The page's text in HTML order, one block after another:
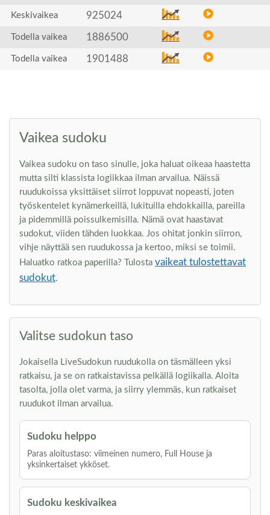
Keskivaikea 925024
Todella vaikea 1886500
Todella vaikea 1901488
Vaikea sudoku
Vaikea sudoku on taso sinulle, joka haluat oikeaa haastetta
mutta silti klassista logiikkaa ilman arvailua. Näissä
ruudukoissa yksittäiset siirrot loppuvat nopeasti, joten
työskentelet kynämerkeillä, lukituilla ehdokkailla, pareilla
ja pidemmillä poissulkemisilla. Nämä ovat haastavat
sudokut, viiden tähden luokkaa. Jos ohitat jonkin siirron,
vihje näyttää sen ruudukossa ja kertoo, miksi se toimii.
Haluatko ratkoa paperilla? Tulosta vaikeat tulostettavat
sudokut.
Valitse sudokun taso
Jokaisella LiveSudokun ruudukolla on täsmälleen yksi
ratkaisu, ja se on ratkaistavissa pelkällä logiikalla. Aloita
tasolta, jolla olet varma, ja siirry ylemmäs, kun ratkaiset
ruudukot ilman arvailua.
Sudoku helppo
Paras aloitustaso: viimeinen numero, Full House ja
yksinkertaiset ykköset.
Sudoku keskivaikea